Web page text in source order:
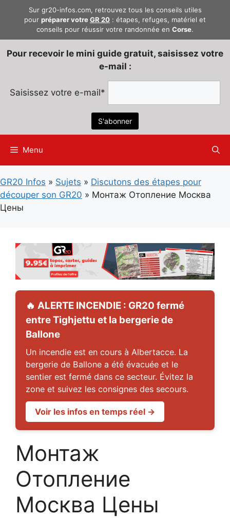
Sur gr20-infos.com, retrouvez tous les conseils utiles
pour préparer votreGR 20 : étapes, refuges, matériel et
conseils pour réussir votre randonnée en Corse.
Pour recevoir le mini guide gratuit, saisissez votre
e-mail :
Saisissez votre e-mail*
Menu
GR20 Infos » Sujets » Discutons des étapes pour
découper son GR20 » Монтаж Отопление Москва
Цены
🔥 ALERTE INCENDIE : GR20 fermé
entre Tighjettu et la bergerie de
Ballone
Un incendie est en cours à Albertacce. La
bergerie de Ballone a été évacuée et le
sentier est fermé dans ce secteur. Évitez la
zone et suivez les consignes des secours.
Voir les infos en temps réel →
Монтаж
Отопление
Москва Цены